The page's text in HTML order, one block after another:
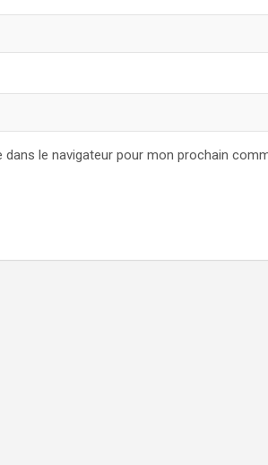
le navigateur pour mon prochain